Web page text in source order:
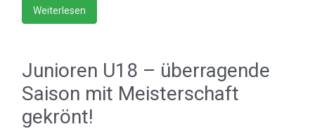
Weiterlesen
Junioren U18 – überragende
Saison mit Meisterschaft
gekrönt!